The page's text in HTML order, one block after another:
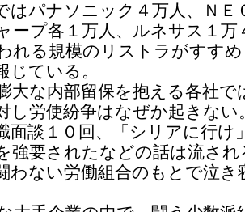
はパナソニック４万人、ＮＥ
ープ各１万人、ルネサス１万
れる規模のリストラがすす
じている。
大な内部留保を抱える各社で
し労使紛争はなぜか起きない
面談１０回、「シリアに行け
強要されたなどの話は流さ
わない労働組合のもとで泣き